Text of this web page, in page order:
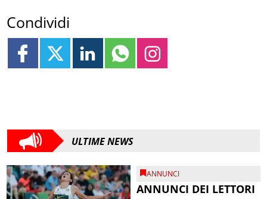
Condividi
ULTIME NEWS
ANNUNCI
ANNUNCI DEI LETTORI